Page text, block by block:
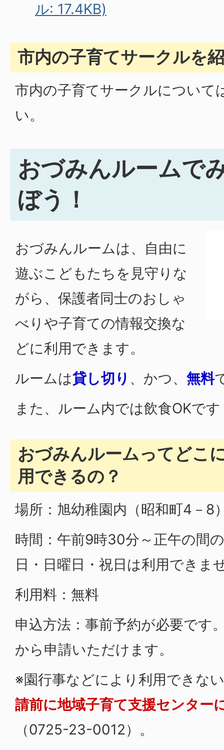
ル: 17.4KB)
市内の子育てサークルを
市内の子育てサークルについて
い。
おづみんルームで
ぼう！
おづみんルームは、自由に
遊ぶこどもたちを見守りな
がら、保護者同士のおしゃ
べりや子育ての情報交換な
どに利用できます。
ルームは貸し切り 、かつ、 無料
また、ルーム内では飲食OKで
おづみんルームってどこ
用できるの？
場所：旭幼稚園内（昭和町4－8
時間：午前9時30分～正午の間
日・日曜日・祝日は利用できま
利用料：無料
申込方法：事前予約が必要です
から申請いただけます。
※園行事などにより利用できな
請前に地域子育て支援センター
（0725-23-0012）。